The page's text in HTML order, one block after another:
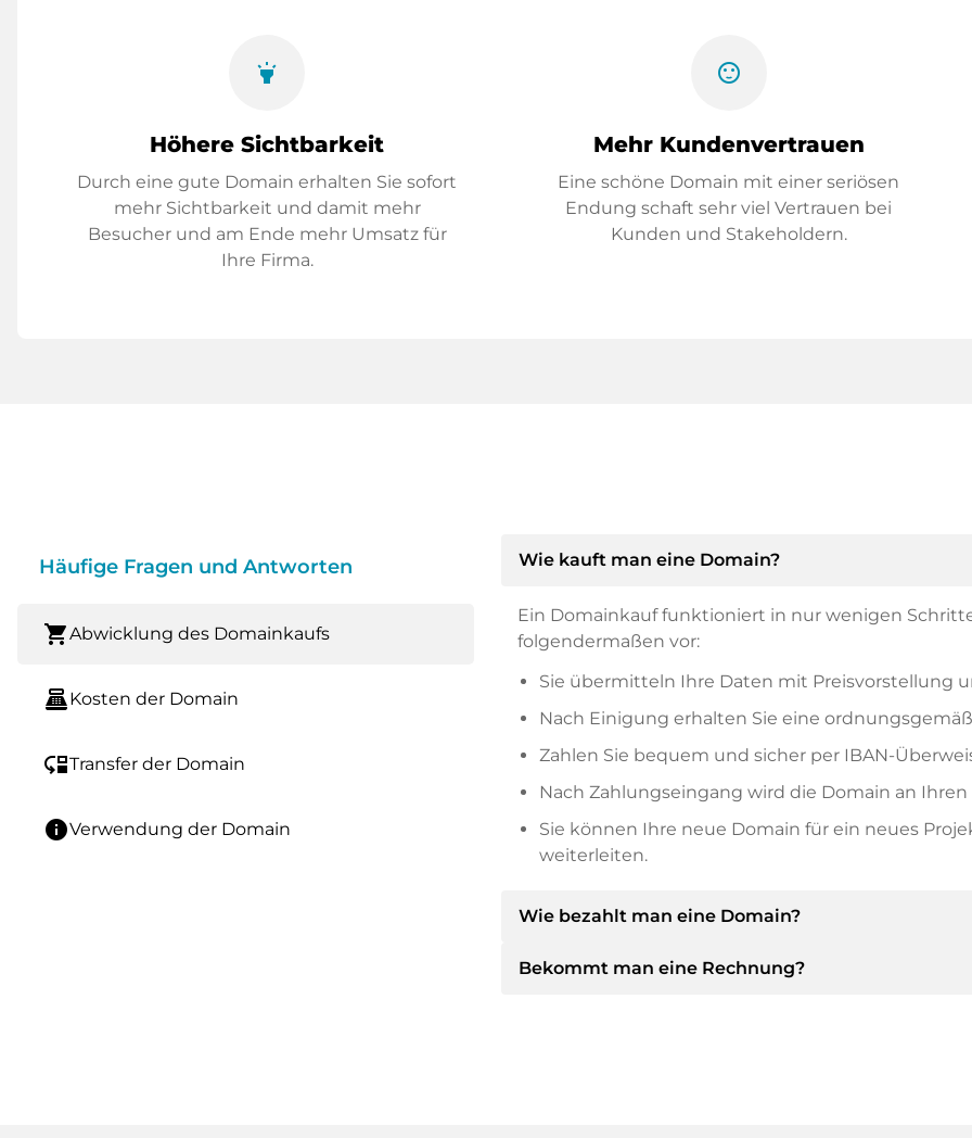
highlight
Höhere Sichtbarkeit
Durch eine gute Domain erhalten Sie sofort
mehr Sichtbarkeit und damit mehr
Besucher und am Ende mehr Umsatz für
Ihre Firma.
sentiment_satisfied
Mehr Kundenvertrauen
Eine schöne Domain mit einer seriösen
Endung schaft sehr viel Vertrauen bei
Kunden und Stakeholdern.
Häufige Fragen und Antworten
shopping_cartAbwicklung des Domainkaufs
point_of_saleKosten der Domain
move_downTransfer der Domain
infoVerwendung der Domain
Wie kauft man eine Domain?
Ein Domainkauf funktioniert in nur wenigen
folgendermaßen vor:
Sie übermitteln Ihre Daten mit Preisvorstellung
Nach Einigung erhalten Sie eine
Zahlen Sie bequem und sicher per IBAN-
Nach Zahlungseingang wird die Domain an
Sie können Ihre neue Domain für ein neues
weiterleiten.
Wie bezahlt man eine Domain?
Nach einer Einigung wird der Inhaber Ihnen die
Bekommt man eine Rechnung?